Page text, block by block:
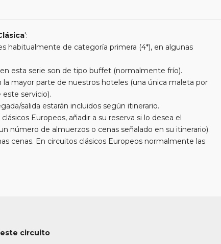
':
habitualmente de categoría primera (4*), en algunas
esta serie son de tipo buffet (normalmente frío).
la mayor parte de nuestros hoteles (una única maleta por
servicio).
salida estarán incluidos según itinerario.
Europeos, añadir a su reserva si lo desea el
número de almuerzos o cenas señalado en su itinerario).
cenas. En circuitos clásicos Europeos normalmente las
encuentran incluidas mientras que en viajes regionales y
incompleto, puede provocar la invalidez del billete
circuito